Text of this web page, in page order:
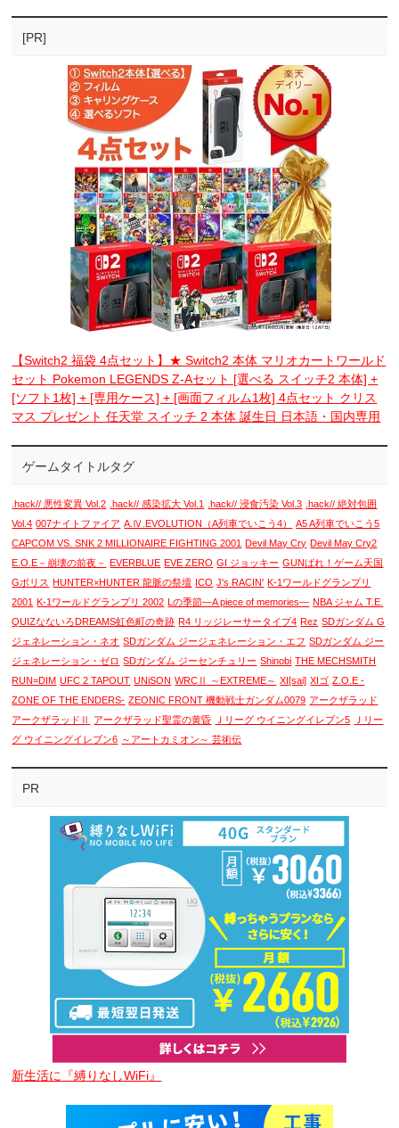
[PR]
【Switch2 福袋 4点セット】★ Switch2 本体 マリオカートワールド
セット Pokemon LEGENDS Z-Aセット [選べる スイッチ2 本体] +
[ソフト1枚] + [専用ケース] + [画面フィルム1枚] 4点セット クリス
マス プレゼント 任天堂 スイッチ 2 本体 誕生日 日本語・国内専用
ゲームタイトルタグ
.hack// 悪性変異 Vol.2 .hack// 感染拡大 Vol.1 .hack// 浸食汚染 Vol.3 .hack// 絶対包囲
Vol.4 007ナイトファイア A.Ⅳ.EVOLUTION（A列車でいこう4）
A5 A列車でいこう5
CAPCOM VS. SNK 2 MILLIONAIRE FIGHTING 2001 Devil May Cry Devil May Cry2
E.O.E－崩壊の前夜－
EVERBLUE EVE ZERO GI ジョッキー GUNばれ！ゲーム天国
Gポリス HUNTER×HUNTER 龍脈の祭壇 ICO J's RACIN' K-1ワールドグランプリ
2001 K-1ワールドグランプリ 2002 Lの季節―A piece of memories― NBA ジャム T.E.
QUIZなないろDREAMS虹色町の奇跡 R4 リッジレーサータイプ4 Rez SDガンダム G
ジェネレーション・ネオ SDガンダム ジージェネレーション・エフ SDガンダム ジー
ジェネレーション・ゼロ SDガンダム ジーセンチュリー Shinobi THE MECHSMITH
RUN=DIM UFC 2 TAPOUT UNiSON WRCⅡ ～EXTREME～ XI[sai] XIゴ Z.O.E -
ZONE OF THE ENDERS- ZEONIC FRONT 機動戦士ガンダム0079 アークザラッド
アークザラッドⅡ
アークザラッド聖霊の黄昏 Ｊリーグ ウイニングイレブン5
Ｊリー
グ ウイニングイレブン6 ～アートカミオン～ 芸術伝
PR
新生活に『縛りなしWiFi』